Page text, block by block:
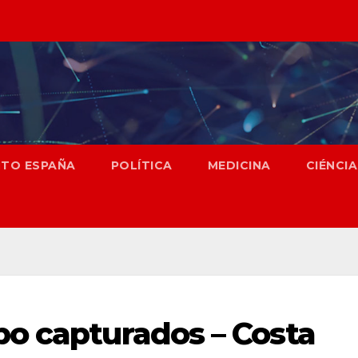
ESPAÑA POLÍTICA MEDICINA CIÉNCIA
capturados – Costa